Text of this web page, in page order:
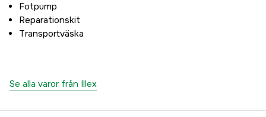
Fotpump
Reparationskit
Transportväska
Se alla varor från Illex